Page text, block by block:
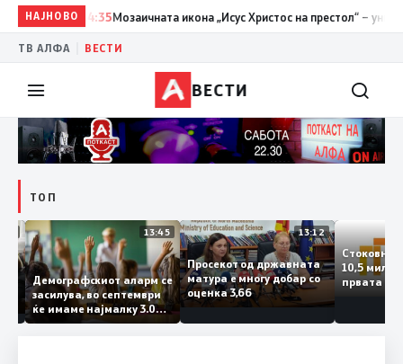
НАЈНОВО
14:35 Мозаичната икона „Исус Христос на престол“ –
ТВ АЛФА ВЕСТИ
ВЕСТИ
ТОП
14:12 13:45
Демографскиот аларм се
засилува, во септември
ќе имаме најмалку 3.000
првачиња помалку
13:12
Просекот од државната
матура е многу добар со
оценка 3,66
10,5
првата